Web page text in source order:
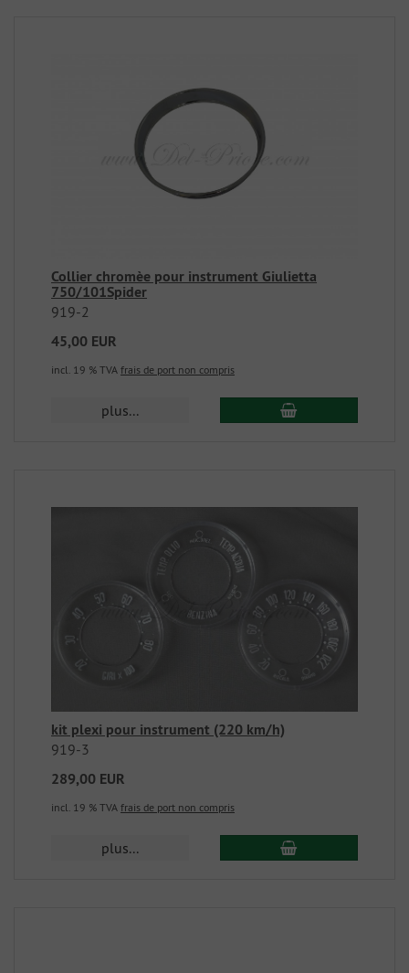
Collier chromèe pour instrument Giulietta
750/101Spider
919-2
45,00 EUR
incl. 19 % TVA frais de port non compris
plus...
kit plexi pour instrument (220 km/h)
919-3
289,00 EUR
incl. 19 % TVA frais de port non compris
plus...